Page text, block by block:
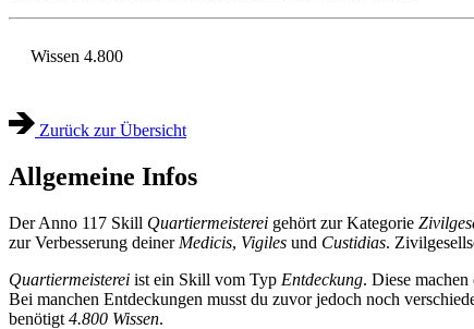
Wissen 4.800
Zurück zur Übersicht
Allgemeine Infos
Der Anno 117 Skill Quartiermeisterei gehört zur Kategorie
zur Verbesserung deiner Medicis, Vigiles und Custidias.
Quartiermeisterei ist ein Skill vom Typ Entdeckung. Diese
Bei manchen Entdeckungen musst du zuvor jedoch noch
benötigt 4.800 Wissen.